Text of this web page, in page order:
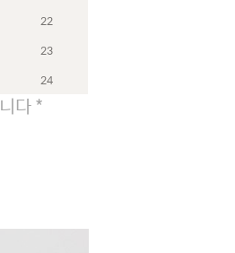
22
23
24
다 *